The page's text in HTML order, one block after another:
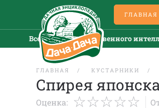
Все новости искусственного
ГЛАВНАЯ КУСТАРНИКИ
Спирея
Оценка: